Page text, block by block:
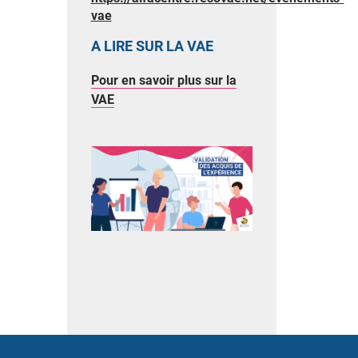
vae
A LIRE SUR LA VAE
Pour en savoir plus sur la
VAE